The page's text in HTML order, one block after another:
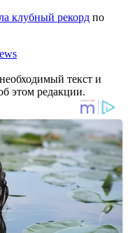
клубный рекорд по
текст и
этом редакции.